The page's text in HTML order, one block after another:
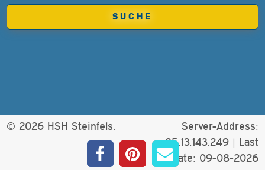
© 2026 HSH Steinfels.
Server-Address:
85.13.143.249 | Last
update: 09-08-2026